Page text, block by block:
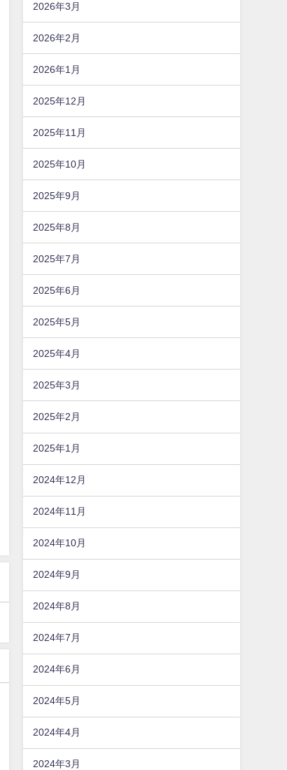
2026年3月
2026年2月
2026年1月
2025年12月
2025年11月
2025年10月
2025年9月
2025年8月
2025年7月
2025年6月
2025年5月
2025年4月
2025年3月
2025年2月
2025年1月
2024年12月
2024年11月
2024年10月
2024年9月
2024年8月
2024年7月
2024年6月
2024年5月
2024年4月
2024年3月